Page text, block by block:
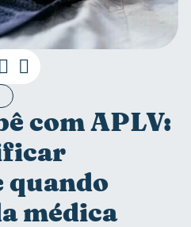
com APLV:
quando
médica